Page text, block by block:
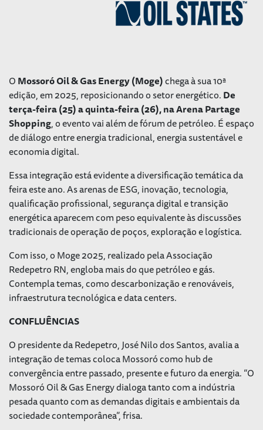
OMossoró Oil & Gas Energy (Moge)chega à sua 10ª
edição, em 2025, reposicionando o setor energético.De
terça-feira (25) a quinta-feira (26), na Arena Partage
Shopping, o evento vai além de fórum de petróleo. É espaço
de diálogo entre energia tradicional, energia sustentável e
economia digital.
Essa integração está evidente a diversificação temática da
feira este ano. As arenas de ESG, inovação, tecnologia,
qualificação profissional, segurança digital e transição
energética aparecem com peso equivalente às discussões
tradicionais de operação de poços, exploração e logística.
Com isso, o Moge 2025, realizado pela Associação
Redepetro RN, engloba mais do que petróleo e gás.
Contempla temas, como descarbonização e renováveis,
infraestrutura tecnológica e data centers.
CONFLUÊNCIAS
O presidente da Redepetro, José Nilo dos Santos, avalia a
integração de temas coloca Mossoró como hub de
convergência entre passado, presente e futuro da energia. “O
Mossoró Oil & Gas Energy dialoga tanto com a indústria
pesada quanto com as demandas digitais e ambientais da
sociedade contemporânea”, frisa.